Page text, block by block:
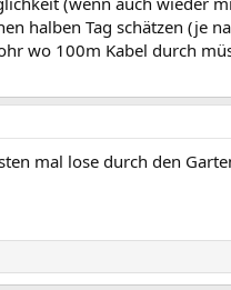
halben Tag schätzen (je
wo 100m Kabel durch
mal lose durch den